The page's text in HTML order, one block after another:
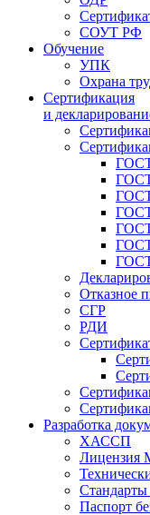
СОУТ РФ
Обучение
УПК
Охрана
Сертификация
и
ГОСТ
Отказное
СГР
РДИ
Разработка
ХАССП
Лицензия
Стандарты
Паспорт